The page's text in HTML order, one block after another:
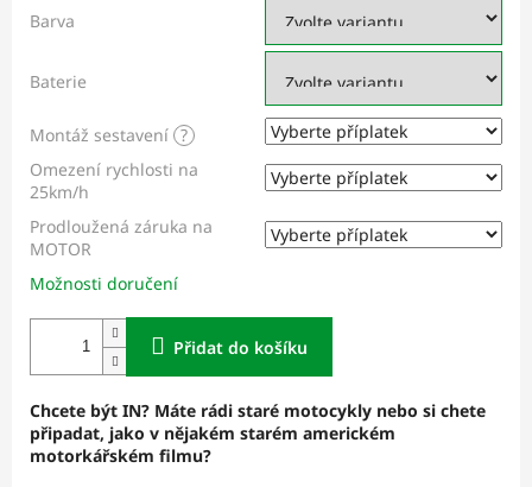
Barva
Baterie
Montáž sestavení ?
Omezení rychlosti na
25km/h
Prodloužená záruka na
MOTOR
Možnosti doručení
Přidat do košíku
Chcete být IN? Máte rádi staré motocykly nebo si chete
připadat, jako v nějakém starém americkém
motorkářském filmu?